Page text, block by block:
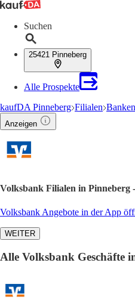
Suchen
25421 Pinneberg
Alle Prospekte
kaufDA Pinneberg Filialen Banken
Anzeigen
Volksbank Filialen in Pinneberg
Volksbank Angebote in der App
WEITER
Alle Volksbank Geschäfte